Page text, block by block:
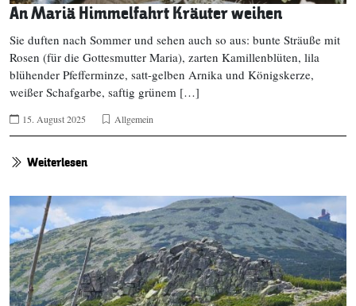
An Mariä Himmelfahrt Kräuter weihen
Sie duften nach Sommer und sehen auch so aus: bunte Sträuße mit
Rosen (für die Gottesmutter Maria), zarten Kamillenblüten, lila
blühender Pfefferminze, satt-gelben Arnika und Königskerze,
weißer Schafgarbe, saftig grünem […]
15. August 2025 Allgemein
Weiterlesen